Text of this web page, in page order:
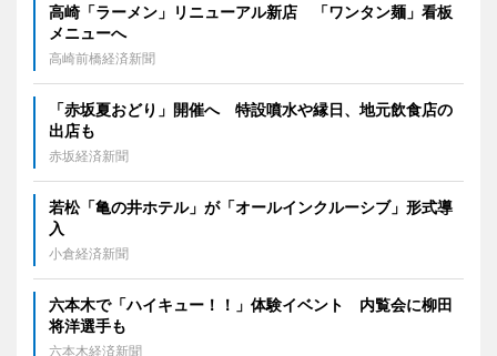
高崎「ラーメン」リニューアル新店 「ワンタン麺」看板
メニューへ
高崎前橋経済新聞
「赤坂夏おどり」開催へ 特設噴水や縁日、地元飲食店の
出店も
赤坂経済新聞
若松「亀の井ホテル」が「オールインクルーシブ」形式導
入
小倉経済新聞
六本木で「ハイキュー！！」体験イベント 内覧会に柳田
将洋選手も
六本木経済新聞